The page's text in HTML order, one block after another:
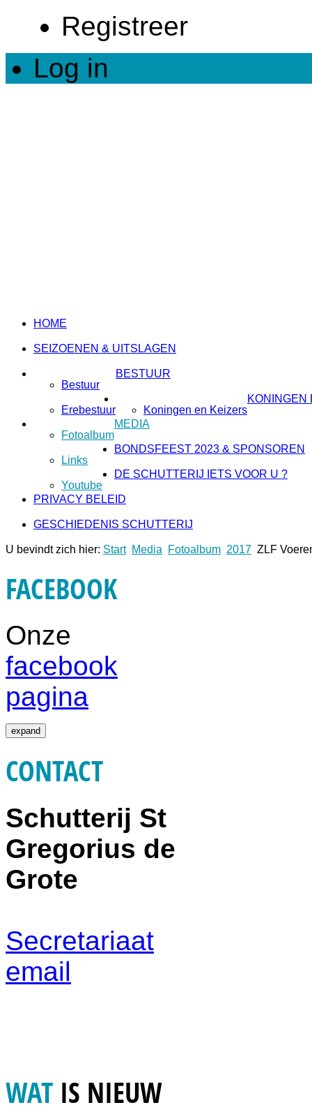
Registreer
Log in
HOME
SEIZOENEN & UITSLAGEN
BESTUUR
Bestuur
Erebestuur
KONINGEN
Koningen en Keizers
MEDIA
Fotoalbum
Links
Youtube
BONDSFEEST 2023 & SPONSOREN
DE SCHUTTERIJ IETS VOOR U ?
PRIVACY BELEID
GESCHIEDENIS SCHUTTERIJ
U bevindt zich hier: Start Media Fotoalbum 2017 ZLF
FACEBOOK
Onze
facebook
pagina
expand
CONTACT
Schutterij St
Gregorius de
Grote
Secretariaat
email
WAT IS NIEUW